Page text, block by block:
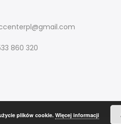
860 320
plików cookie. Więcej informacji